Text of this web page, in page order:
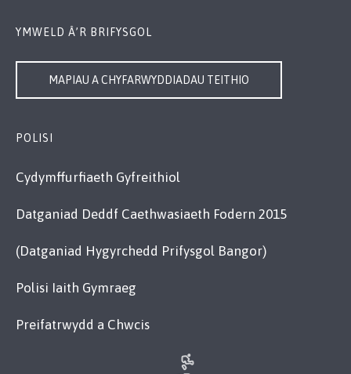
YMWELD Â’R BRIFYSGOL
MAPIAU A CHYFARWYDDIADAU TEITHIO
POLISI
Cydymffurfiaeth Gyfreithiol
Datganiad Deddf Caethwasiaeth Fodern 2015
(Datganiad Hygyrchedd Prifysgol Bangor)
Polisi Iaith Gymraeg
Preifatrwydd a Chwcis